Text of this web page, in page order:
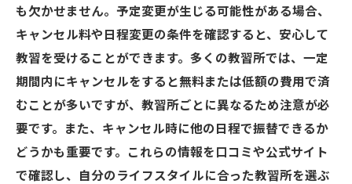
も欠かせません。予定変更が生じる可能性がある場合、
キャンセル料や日程変更の条件を確認すると、安心して
教習を受けることができます。多くの教習所では、一定
期間内にキャンセルをすると無料または低額の費用で済
むことが多いですが、教習所ごとに異なるため注意が必
要です。また、キャンセル時に他の日程で振替できるか
どうかも重要です。これらの情報を口コミや公式サイト
で確認し、自分のライフスタイルに合った教習所を選ぶ